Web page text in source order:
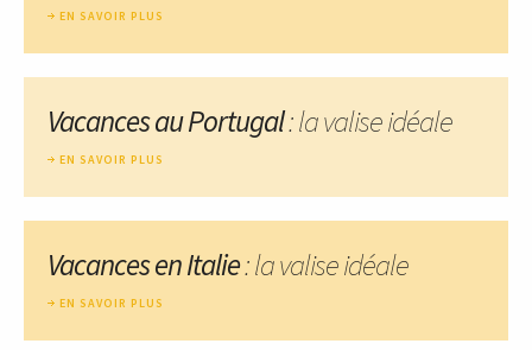
EN SAVOIR PLUS
Vacances au Portugal: la valise idéale
EN SAVOIR PLUS
Vacances en Italie: la valise idéale
EN SAVOIR PLUS